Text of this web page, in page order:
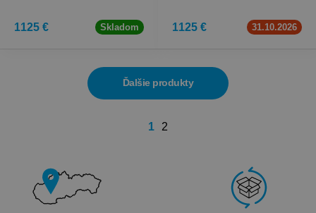
1125 € Skladom 1125 € 31.10.2026
Ďalšie produkty
1 2